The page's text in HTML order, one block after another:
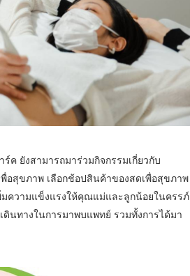
ยังสามารถมาร่วมกิจกรรมเกี่ยวกับ
อสุขภาพ เลือกช้อปสินค้าของสดเพื่อสุขภาพ
ความแข็งแรงให้คุณแม่และลูกน้อยในครรภ์
นทางในการมาพบแพทย์ รวมทั้งการได้มา